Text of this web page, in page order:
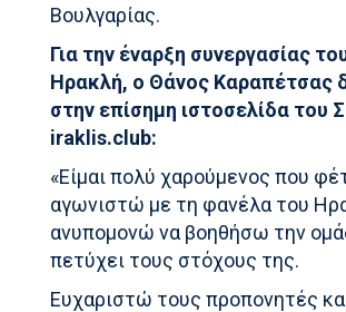
Βουλγαρίας.
Για την έναρξη συνεργασίας
Ηρακλή, ο Θάνος Καραπέτσας
στην επίσημη ιστοσελίδα του
iraklis.club:
«Είμαι πολύ χαρούμενος που
αγωνιστώ με τη φανέλα του
ανυπομονώ να βοηθήσω την
πετύχει τους στόχους της.
Ευχαριστώ τους προπονητές